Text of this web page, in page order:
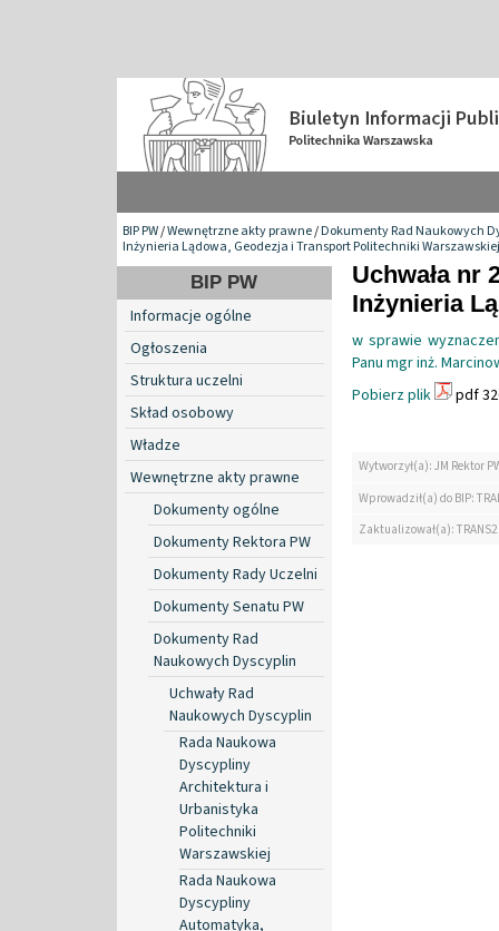
BIP PW/Wewnętrzne akty prawne/Dokumenty Rad Naukowych
Inżynieria Lądowa, Geodezja i Transport Politechniki Warszawskiej
BIP PW
Informacje ogólne
Ogłoszenia
Struktura uczelni
Skład osobowy
Władze
Wewnętrzne akty prawne
Dokumenty ogólne
Dokumenty Rektora PW
Dokumenty Rady Uczelni
Dokumenty Senatu PW
Dokumenty Rad
Naukowych Dyscyplin
Uchwały Rad
Naukowych Dyscyplin
Rada Naukowa
Dyscypliny
Architektura i
Urbanistyka
Politechniki
Warszawskiej
Rada Naukowa
Dyscypliny
Automatyka,
Uchwała nr
Inżynieria
w sprawie
Panu mgr inż.
Pobierz plik
pdf
Wytworzył(a): JM Rektor
Wprowadził(a) do BIP:
Zaktualizował(a):